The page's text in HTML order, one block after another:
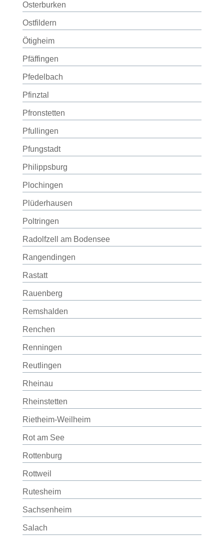
Osterburken
Ostfildern
Ötigheim
Pfäffingen
Pfedelbach
Pfinztal
Pfronstetten
Pfullingen
Pfungstadt
Philippsburg
Plochingen
Plüderhausen
Poltringen
Radolfzell am Bodensee
Rangendingen
Rastatt
Rauenberg
Remshalden
Renchen
Renningen
Reutlingen
Rheinau
Rheinstetten
Rietheim-Weilheim
Rot am See
Rottenburg
Rottweil
Rutesheim
Sachsenheim
Salach